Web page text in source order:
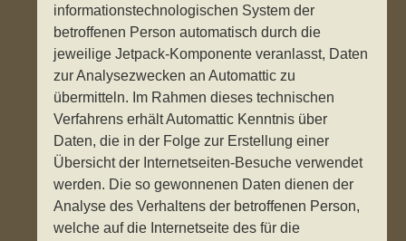
informationstechnologischen System der
betroffenen Person automatisch durch die
jeweilige Jetpack-Komponente veranlasst, Daten
zur Analysezwecken an Automattic zu
übermitteln. Im Rahmen dieses technischen
Verfahrens erhält Automattic Kenntnis über
Daten, die in der Folge zur Erstellung einer
Übersicht der Internetseiten-Besuche verwendet
werden. Die so gewonnenen Daten dienen der
Analyse des Verhaltens der betroffenen Person,
welche auf die Internetseite des für die